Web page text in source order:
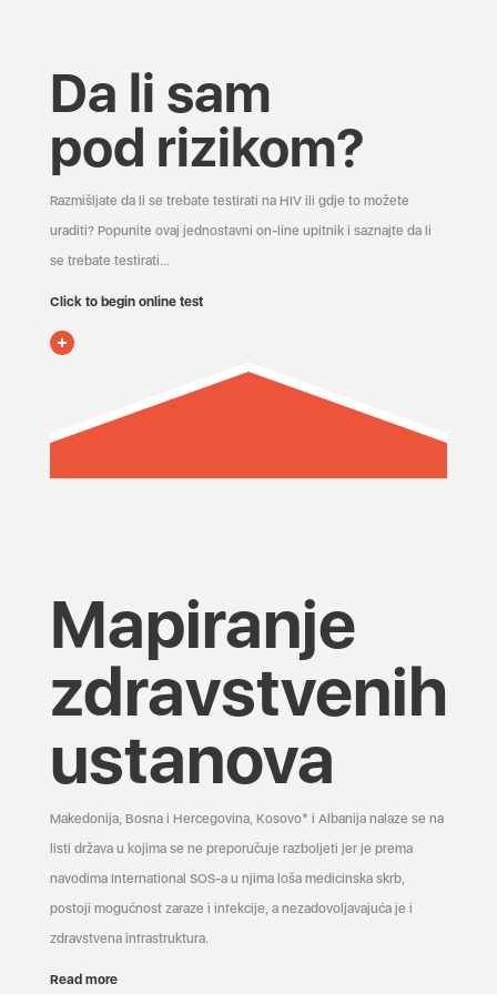
Da li sam
pod rizikom?
Razmišljate da li se trebate testirati na HIV ili gdje to možete
uraditi? Popunite ovaj jednostavni on-line upitnik i saznajte da li
se trebate testirati...
Click to begin online test
Mapiranje
zdravstvenih
ustanova
Makedonija, Bosna i Hercegovina, Kosovo* i Albanija nalaze se na
listi država u kojima se ne preporučuje razboljeti jer je prema
navodima International SOS-a u njima loša medicinska skrb,
postoji mogućnost zaraze i infekcije, a nezadovoljavajuća je i
zdravstvena infrastruktura.
Read more